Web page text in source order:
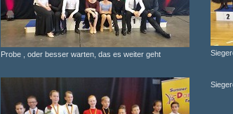
Probe , oder besser warten, das es weiter geht